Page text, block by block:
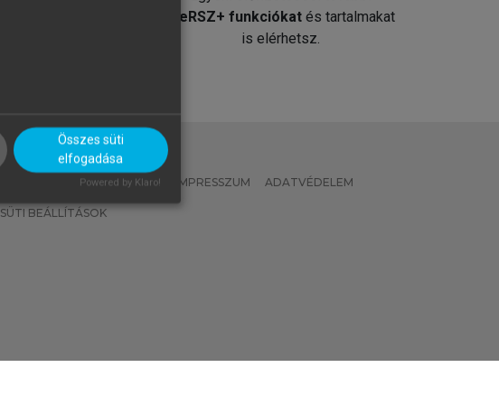
MeRSZ+ funkciókat és tartalmakat
is elérhetsz.
MI – ÁLTALÁNOS IRÁNYELVEK IMPRESSZUM ADATVÉDELEM
SÜTI BEÁLLÍTÁSOK
Összes süti
elfogadása
Powered by Klaro!